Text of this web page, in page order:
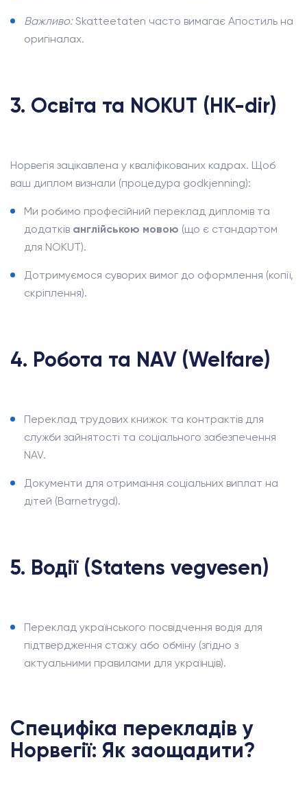
Важливо:Skatteetaten часто вимагає Апостиль на
оригіналах.
3. Освіта та NOKUT (HK-dir)
Норвегія зацікавлена у кваліфікованих кадрах. Щоб
ваш диплом визнали (процедура godkjenning):
Ми робимо професійний переклад дипломів та
додатків англійською мовою (що є стандартом
для NOKUT).
Дотримуємося суворих вимог до оформлення (копії,
скріплення).
4. Робота та NAV (Welfare)
Переклад трудових книжок та контрактів для
служби зайнятості та соціального забезпечення
NAV.
Документи для отримання соціальних виплат на
дітей (Barnetrygd).
5. Водії (Statens vegvesen)
Переклад українського посвідчення водія для
підтвердження стажу або обміну (згідно з
актуальними правилами для українців).
Специфіка перекладів у
Норвегії: Як заощадити?